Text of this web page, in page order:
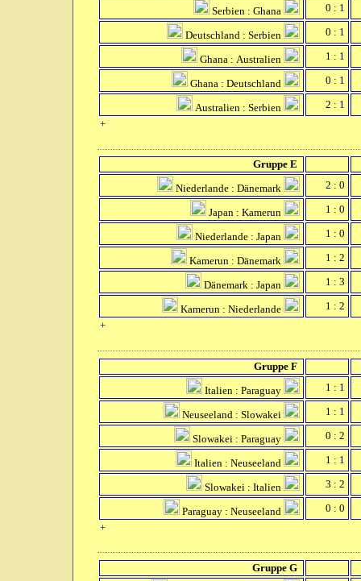
Serbien : Ghana 0 : 1
Deutschland : Serbien 0 : 1
Ghana : Australien 1 : 1
Ghana : Deutschland 0 : 1
Australien : Serbien
2 : 1
+
Gruppe E
Niederlande : Dänemark
2 : 0
Japan : Kamerun 1 : 0
Niederlande : Japan 1 : 0
Kamerun : Dänemark 1 : 2
Dänemark : Japan 1 : 3
Kamerun : Niederlande
1 : 2
+
Gruppe F
Italien : Paraguay
1 : 1
Neuseeland : Slowakei 1 : 1
Slowakei : Paraguay 0 : 2
Italien : Neuseeland 1 : 1
Slowakei : Italien 3 : 2
Paraguay : Neuseeland
0 : 0
+
Gruppe G